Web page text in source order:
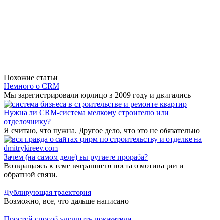
Похожие статьи
Немного о CRM
Мы зарегистрировали юрлицо в 2009 году и двигались
Нужна ли CRM-система мелкому строителю или
отделочнику?
Я считаю, что нужна. Другое дело, что это не обязательно
Зачем (на самом деле) вы ругаете прораба?
Возвращаясь к теме вчерашнего поста о мотивации и
обратной связи.
Дублирующая траектория
Возможно, все, что дальше написано —